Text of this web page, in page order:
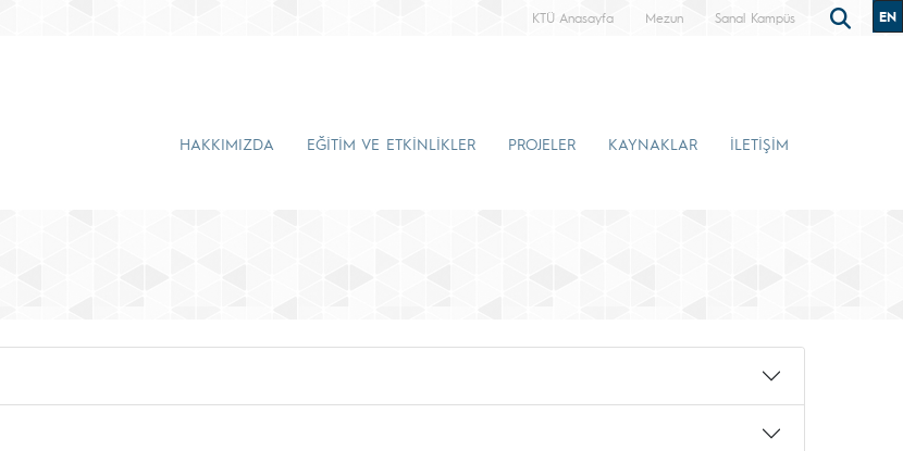
KTÜ Anasayfa Mezun Sanal Kampüs EN
HAKKIMIZDA EĞİTİM VE ETKİNLİKLER PROJELER KAYNAKLAR İLETİŞİM